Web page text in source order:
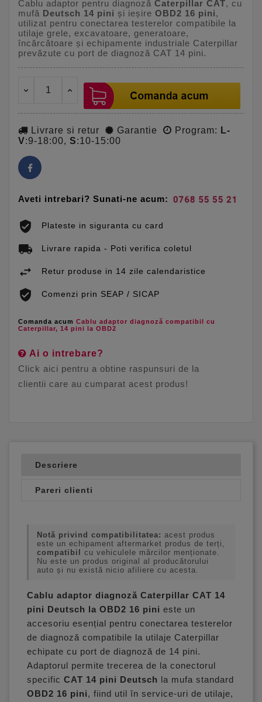
Cablu adaptor pentru diagnoză Caterpillar CAT, cu
mufă Deutsch 14 pini și ieșire OBD2 16 pini,
utilizat pentru conectarea testerelor compatibile la
utilaje grele, excavatoare, generatoare,
încărcătoare și echipamente industriale Caterpillar
prevăzute cu port de diagnoză CAT 14 pini.
Livrare si retur Garantie Program: L-
V:9-18:00, S:10-15:00
Aveti intrebari? Sunati-ne acum:
Plateste in siguranta cu card
Livrare rapida - Poti verifica coletul
Retur produse in 14 zile calendaristice
Comenzi prin SEAP / SICAP
Comanda acum Cablu adaptor diagnoză compatibil cu
Caterpillar, 14 pini la OBD2
Ai o intrebare?
Click aici pentru a obtine raspunsuri de la
clientii care au cumparat acest produs!
Descriere
Pareri clienti
Notă privind compatibilitatea: acest produs
este un echipament aftermarket produs de terți,
compatibil
cu vehiculele mărcilor menționate.
Nu este un produs original al producătorului
auto și nu există nicio afiliere cu acesta.
Cablu adaptor diagnoză Caterpillar CAT 14
pini Deutsch la OBD2 16 pini este un
accesoriu esențial pentru conectarea testerelor
de diagnoză compatibile la utilaje Caterpillar
echipate cu port de diagnoză de 14 pini.
Adaptorul permite trecerea de la conectorul
specific CAT 14 pini Deutsch la mufa standard
OBD2 16 pini, fiind util în service-uri de utilaje,